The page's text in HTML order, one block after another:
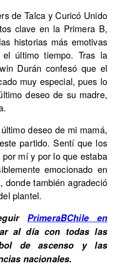
de Talca y Curicó Unido
clave en la Primera B,
historias más emotivas
último tiempo. Tras la
Durán confesó que el
muy especial, pues lo
deseo de su madre,
deseo de mi mamá,
partido. Sentí que los
mí y por lo que estaba
emocionado en
donde también agradeció
plantel.
PrimeraBChile en
al día con todas las
de ascenso y las
nacionales.